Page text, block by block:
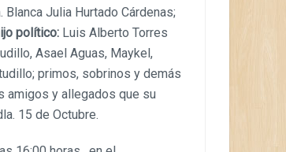
Blanca Julia Hurtado Cárdenas;
político: Luis Alberto Torres
Asael Aguas, Maykel,
primos, sobrinos y demás
amigos y allegados que su
15 de Octubre.